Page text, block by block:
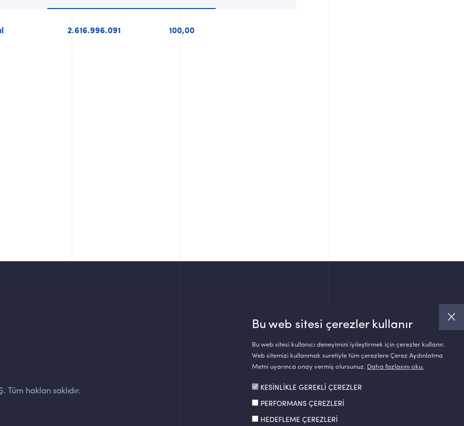
2.616.996.091 100,00
hakları saklıdır.
Bu web sitesi çerezler kullanır
Bu web sitesi kullanıcı deneyimini iyileştirmek için çerezler kullanır.
Web sitemizi kullanmak suretiyle tüm çerezlere Çerez Aydınlatma
Metni uyarınca onay vermiş olursunuz. Daha fazlasını oku.
KESİNLİKLE GEREKLİ ÇEREZLER
PERFORMANS ÇEREZLERİ
HEDEFLEME ÇEREZLERİ